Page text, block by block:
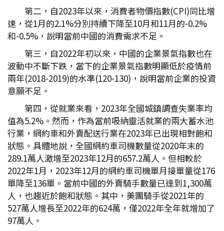
第二，自2023年以來，消費者物價指數(CPI)同比增
速，從1月的2.1%分別持續下降至10月和11月的-0.2%
和-0.5%，說明當前中國的消費需求不足。
第三，自2022年初以來，中國的企業景氣指數也在
波動中不斷下跌，當下的企業景氣指數明顯低於疫情前
兩年(2018-2019)的水準(120-130)，說明當前企業的投資
意願不足。
第四，從就業來看，2023年全國城鎮調查失業率均
值為5.2%。然而，作為當前吸納靈活就業的兩大蓄水池
行業，網約車和外賣配送行業在2023年已出現相對飽和
狀態。具體地說，全國網約車司機數量從2020年末的
289.1萬人激增至2023年12月的657.2萬人。但相較於
2022年1月，2023年12月的網約車司機單月接單量從176
單降至136單。當前中國的外賣騎手數量已達到1,300萬
人，也趨近於飽和狀態。其中，美團騎手從2021年的
527萬人增長至2022年的624萬，僅2022年全年就增加了
97萬人。